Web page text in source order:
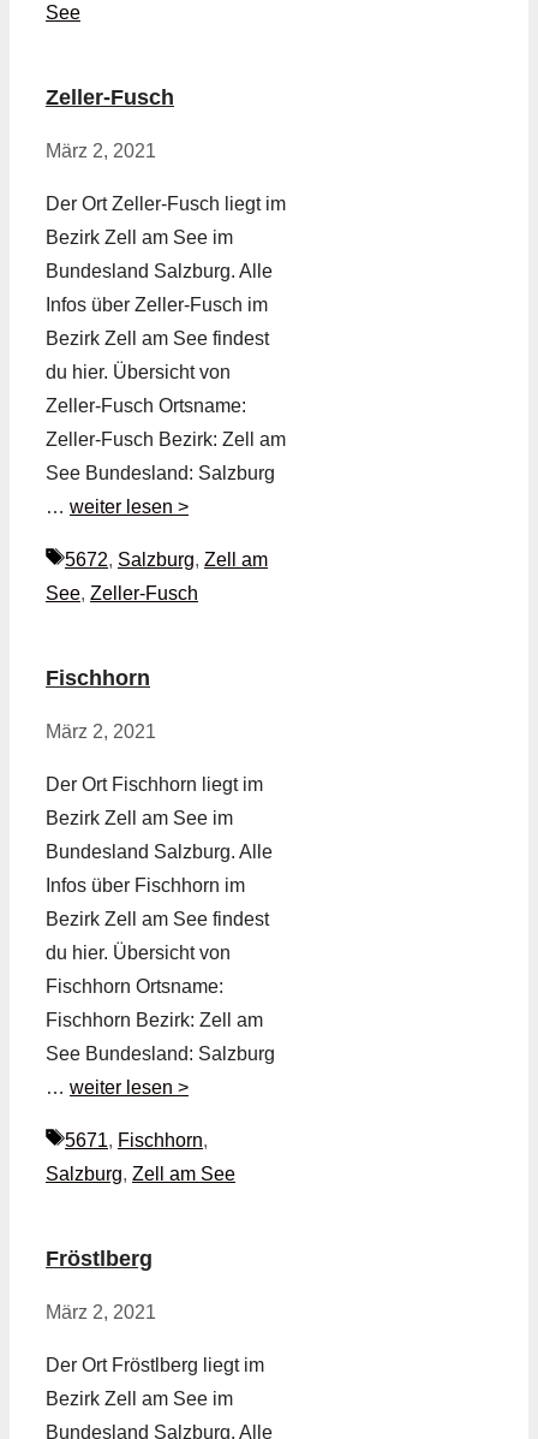
See
Zeller-Fusch
März 2, 2021
Der Ort Zeller-Fusch liegt im
Bezirk Zell am See im
Bundesland Salzburg. Alle
Infos über Zeller-Fusch im
Bezirk Zell am See findest
du hier. Übersicht von
Zeller-Fusch Ortsname:
Zeller-Fusch Bezirk: Zell am
See Bundesland: Salzburg
… weiter lesen >
Schlagwörter
5672, Salzburg, Zell am
See, Zeller-Fusch
Fischhorn
März 2, 2021
Der Ort Fischhorn liegt im
Bezirk Zell am See im
Bundesland Salzburg. Alle
Infos über Fischhorn im
Bezirk Zell am See findest
du hier. Übersicht von
Fischhorn Ortsname:
Fischhorn Bezirk: Zell am
See Bundesland: Salzburg
… weiter lesen >
Schlagwörter
5671, Fischhorn,
Salzburg, Zell am See
Fröstlberg
März 2, 2021
Der Ort Fröstlberg liegt im
Bezirk Zell am See im
Bundesland Salzburg. Alle